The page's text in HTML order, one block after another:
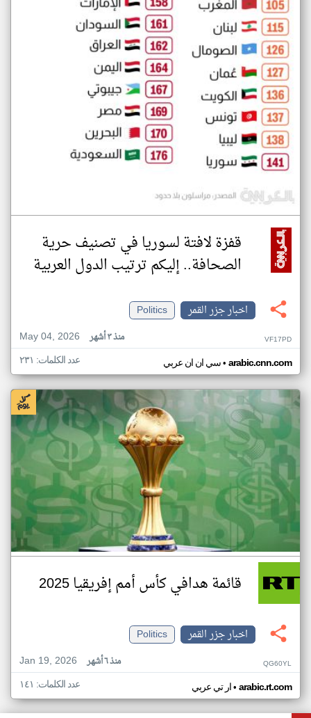
قفزة لافتة لسوريا في تصنيف حرية
الصحافة.. إليكم ترتيب الدول العربية
اخبار جزر القمر
Politics
May 04, 2026
منذ ٣ أشهر VF17PD
سي ان ان عربي• arabic.cnn.com عدد الكلمات: ٢٣١
قائمة هدافي كأس أمم إفريقيا 2025
اخبار جزر القمر
Politics
Jan 19, 2026
منذ ٦ أشهر QG60YL
ار تي عربي• arabic.rt.com عدد الكلمات: ١٤١